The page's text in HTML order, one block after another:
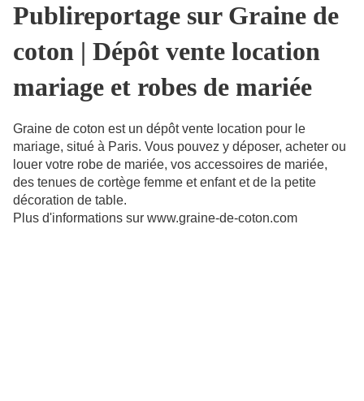
Publireportage sur Graine de
coton | Dépôt vente location
mariage et robes de mariée
Graine de coton est un dépôt vente location pour le
mariage, situé à Paris. Vous pouvez y déposer, acheter ou
louer votre robe de mariée, vos accessoires de mariée,
des tenues de cortège femme et enfant et de la petite
décoration de table.
Plus d'informations sur www.graine-de-coton.com